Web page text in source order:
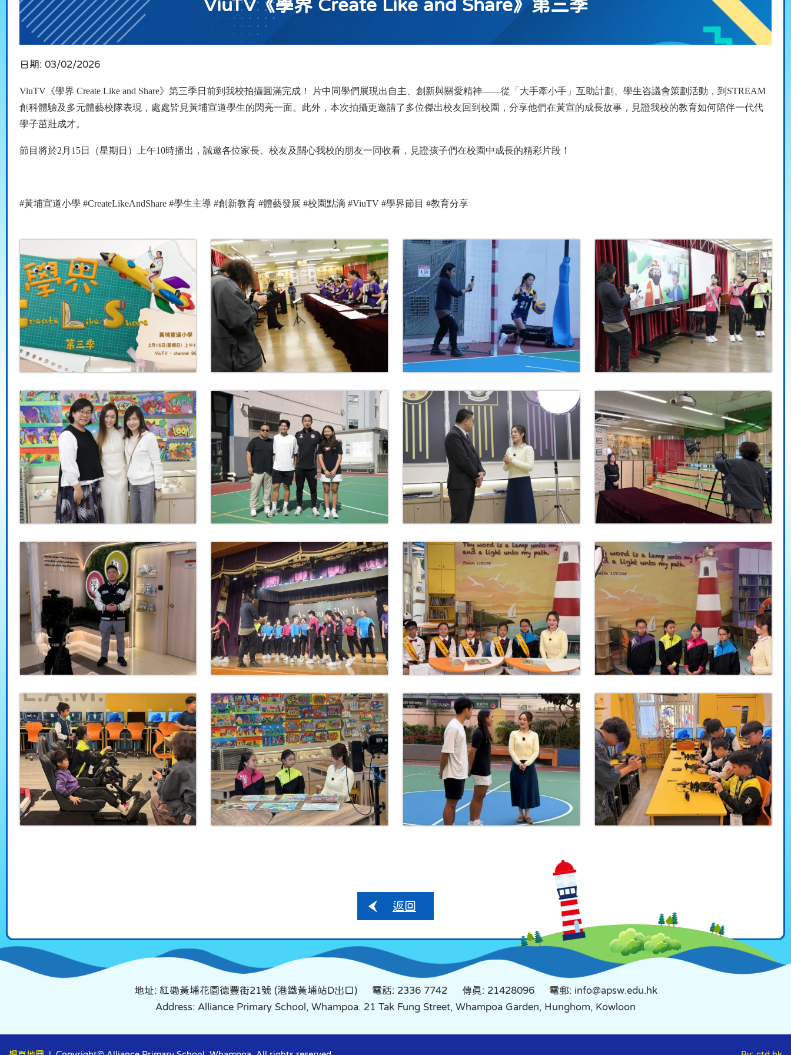
ViuTV《學界 Create Like and Share》第三季
日期: 03/02/2026
ViuTV 《學界 Create Like and Share》第三季日前到我校拍攝圓滿完成！ 片中同學們展現出自主、創新與關愛精神——從「大手牽小手」互助計劃、學生咨議會策劃活動，到 STREAM
創科體驗及多元體藝校隊表現，處處皆見黃埔宣道學生的閃亮一面。此外，本次拍攝更邀請了多位傑出校友回到校園，分享他們在黃宣的成長故事，見證我校的教育如何陪伴一代代
學子茁壯成才。
節目將於2 月 15日（星期日）上午10時播出，誠邀各位家長、校友及關心我校的朋友一同收看，見證孩子們在校園中成長的精彩片段！
#黃埔宣道小學 #CreateLikeAndShare #學生主導 #創新教育 #體藝發展 #校園點滴 #ViuTV #學界節目 #教育分享
返回
地址: 紅磡黃埔花園德豐街21號 (港鐵黃埔站D出口) 電話: 2336 7742 傳真: 21428096
電郵: info@apsw.edu.hk
Address: Alliance Primary School, Whampoa. 21 Tak Fung Street, Whampoa Garden, Hunghom, Kowloon